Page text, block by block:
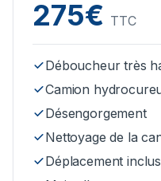
275€ TTC
Déboucheur très
Camion
Désengorgement
Nettoyage de la
Déplacement inclus